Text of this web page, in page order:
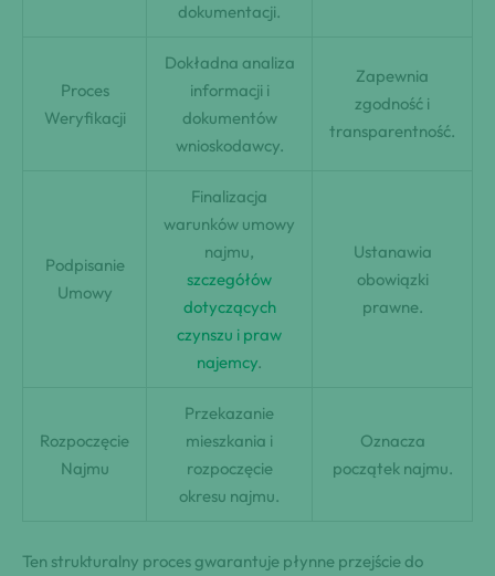
dokumentacji.
Proces
Weryfikacji
Dokładna analiza
informacji i
dokumentów
wnioskodawcy.
Zapewnia
zgodność i
transparentność.
Podpisanie
Umowy
Finalizacja
warunków umowy
najmu,
szczegółów
dotyczących
czynszu i praw
najemcy.
Ustanawia
obowiązki
prawne.
Rozpoczęcie
Najmu
Przekazanie
mieszkania i
rozpoczęcie
okresu najmu.
Oznacza
początek najmu.
Ten strukturalny proces gwarantuje płynne przejście do